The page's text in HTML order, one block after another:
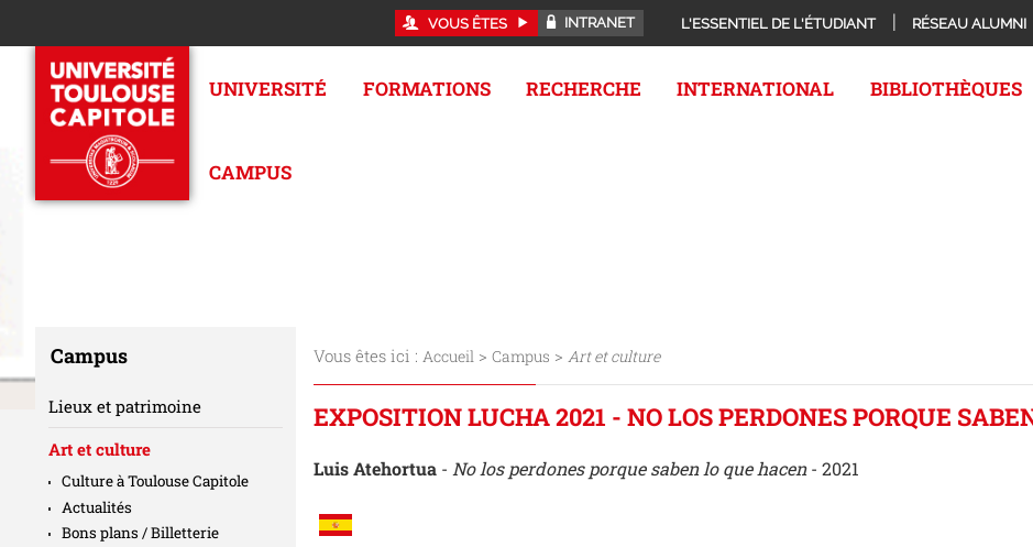
VOUS ÊTES INTRANET L'ESSENTIEL DE L'ÉTUDIANT RÉSEAU ALUMNI
UNIVERSITÉ FORMATIONS RECHERCHE INTERNATIONAL BIBLIOTHÈQUES
CAMPUS
Vous êtes ici : Accueil> Campus > Art et culture
EXPOSITION LUCHA 2021 - NO LOS PERDONES PORQUE
Luis Atehortua- No los perdones porque saben lo que hacen- 2021
Campus
Lieux et patrimoine
Art et culture
Culture à Toulouse Capitole
Actualités
Bons plans / Billetterie